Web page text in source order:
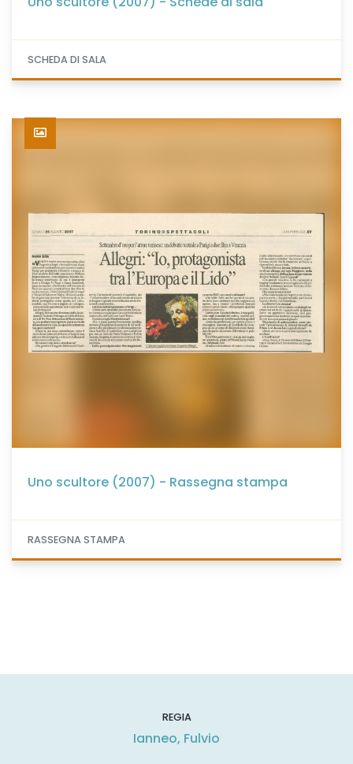
SCHEDA DI SALA
Uno scultore (2007) - Rassegna stampa
RASSEGNA STAMPA
REGIA
Ianneo, Fulvio